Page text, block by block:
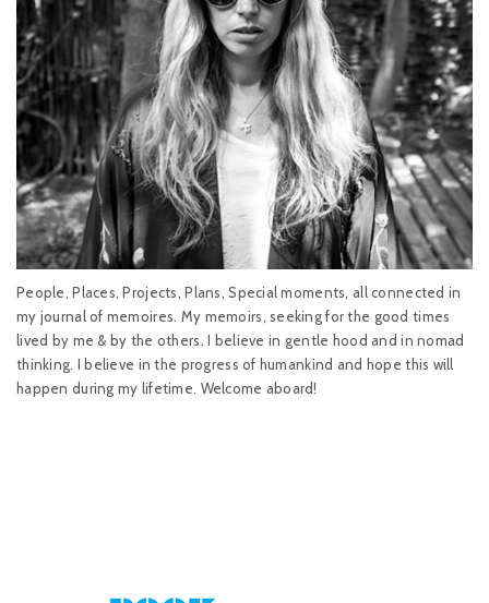
People, Places, Projects, Plans, Special moments, all connected in
my journal of memoires. My memoirs, seeking for the good times
lived by me & by the others. I believe in gentle hood and in nomad
thinking. I believe in the progress of humankind and hope this will
happen during my lifetime. Welcome aboard!